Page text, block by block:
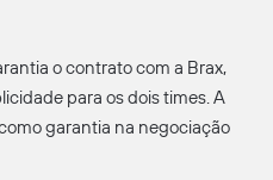
o contrato com a Brax,
para os dois times. A
garantia na negociação